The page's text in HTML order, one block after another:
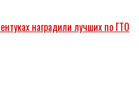
наградили лучших по ГТО